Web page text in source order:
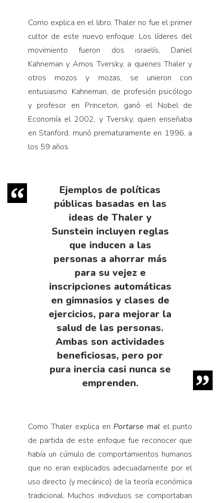
Como explica en el libro, Thaler no fue el primer
cultor de este nuevo enfoque. Los líderes del
movimiento fueron dos israelís, Daniel
Kahneman y Amos Tversky, a quienes Thaler y
otros mozos y mozas, se unieron con
entusiasmo. Kahneman, de profesión psicólogo
y profesor en Princeton, ganó el Nobel de
Economía el 2002, y Tversky, quien enseñaba
en Stanford, murió prematuramente en 1996, a
los 59 años.
Ejemplos de políticas
públicas basadas en las
ideas de Thaler y
Sunstein incluyen reglas
que inducen a las
personas a ahorrar más
para su vejez e
inscripciones automáticas
en gimnasios y clases de
ejercicios, para mejorar la
salud de las personas.
Ambas son actividades
beneficiosas, pero por
pura inercia casi nunca se
emprenden.
Como Thaler explica en Portarse mal el punto
de partida de este enfoque fue reconocer que
había un cúmulo de comportamientos humanos
que no eran explicados adecuadamente por el
uso directo (y mecánico) de la teoría económica
tradicional. Muchos individuos se comportaban